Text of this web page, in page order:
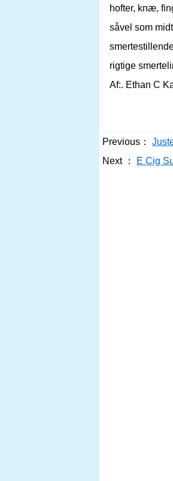
hofter, knæ,
såvel som
rigtige
Af:. Ethan C
Previous：
Next ：
E Cig